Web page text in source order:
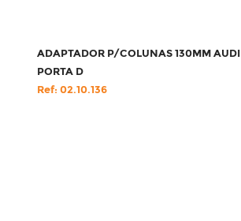
ADAPTADOR P/COLUNAS 130MM
PORTA D
Ref: 02.10.136